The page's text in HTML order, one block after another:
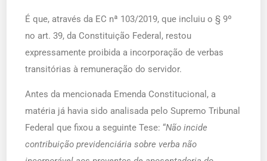
É que, através da EC nª 103/2019, que incluiu o § 9º
no art. 39, da Constituição Federal, restou
expressamente proibida a incorporação de verbas
transitórias à remuneração do servidor.
Antes da mencionada Emenda Constitucional, a
matéria já havia sido analisada pelo Supremo Tribunal
Federal que fixou a seguinte Tese: “Não incide
contribuição previdenciária sobre verba não